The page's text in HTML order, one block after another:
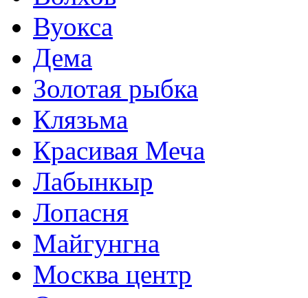
Вуокса
Дема
Золотая рыбка
Клязьма
Красивая Меча
Лабынкыр
Лопасня
Майгунгна
Москва центр